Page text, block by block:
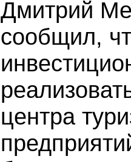
Дмитрий
сообщил,
центра